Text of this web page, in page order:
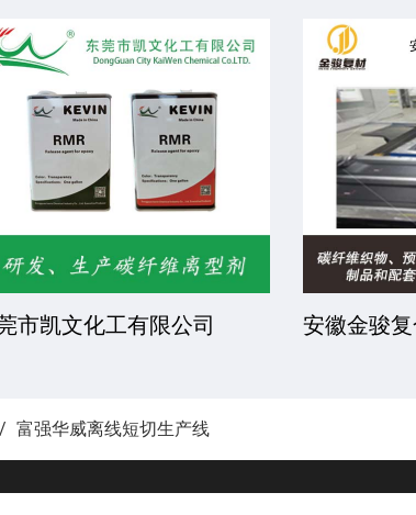
市凯文化工有限公司 安徽金骏
富强华威离线短切生产线